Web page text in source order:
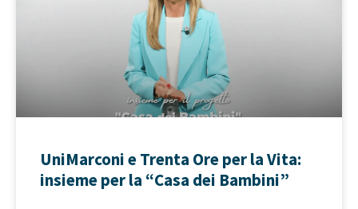
UniMarconi e Trenta Ore per la Vita:
insieme per la “Casa dei Bambini”